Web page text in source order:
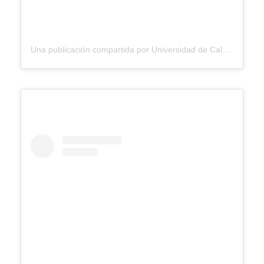
Una publicación compartida por Universidad de Caldas (@udecaldas)